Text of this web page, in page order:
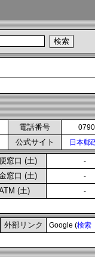
電話番号
公式サイト 日本郵
窓口 (土) -
窓口 (土) -
(土) -
外部リンク Google (検索